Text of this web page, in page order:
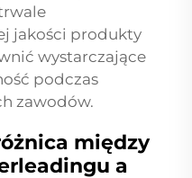
jakości produkty
wystarczające
podczas
zawodów.
między
a